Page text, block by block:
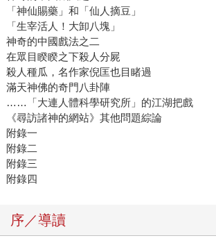
「神仙賜藥」和「仙人摘豆」
「生宰活人！大卸八塊」
神奇的中國戲法之二
在眾目睽睽之下殺人分屍
殺人種瓜，名作家倪匡也目睹過
滿天神佛的奇門八卦陣
……「大連人體科學研究所」的江湖把戲
《尋訪諸神的網站》其他問題綜論
附錄一
附錄二
附錄三
附錄四
序／導讀